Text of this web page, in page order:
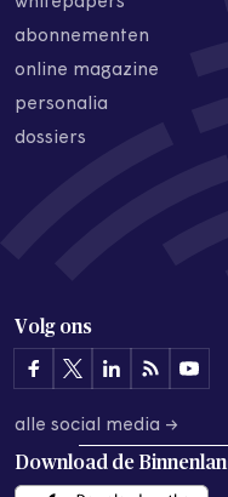
abonnementen
online magazine
personalia
dossiers
Volg ons
alle social media →
Download de